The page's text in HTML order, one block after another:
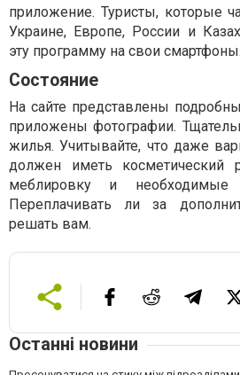
приложение. Туристы, которые
Украине, Европе, России и
эту программу на свои смартфоны.
Состояние
На сайте представлены
приложены фотографии.
жилья. Учитывайте, что даже
должен иметь косметический
меблировку и
Переплачивать ли за
решать вам.
Останні новини